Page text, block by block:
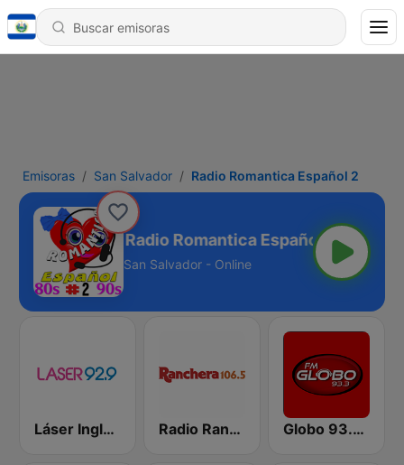
Emisoras San Salvador Radio Romantica Español 2
Radio Romantica Español 2
San Salvador - Online
Láser Inglés 92.9 Radio Ranchera El Salvador Globo 93.3 FM